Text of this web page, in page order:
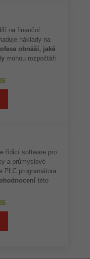
na finanční
náklady na
obnáší, jaké
mohou rozpočtáři
řídicí software pro
a průmyslové
PLC programátora
této